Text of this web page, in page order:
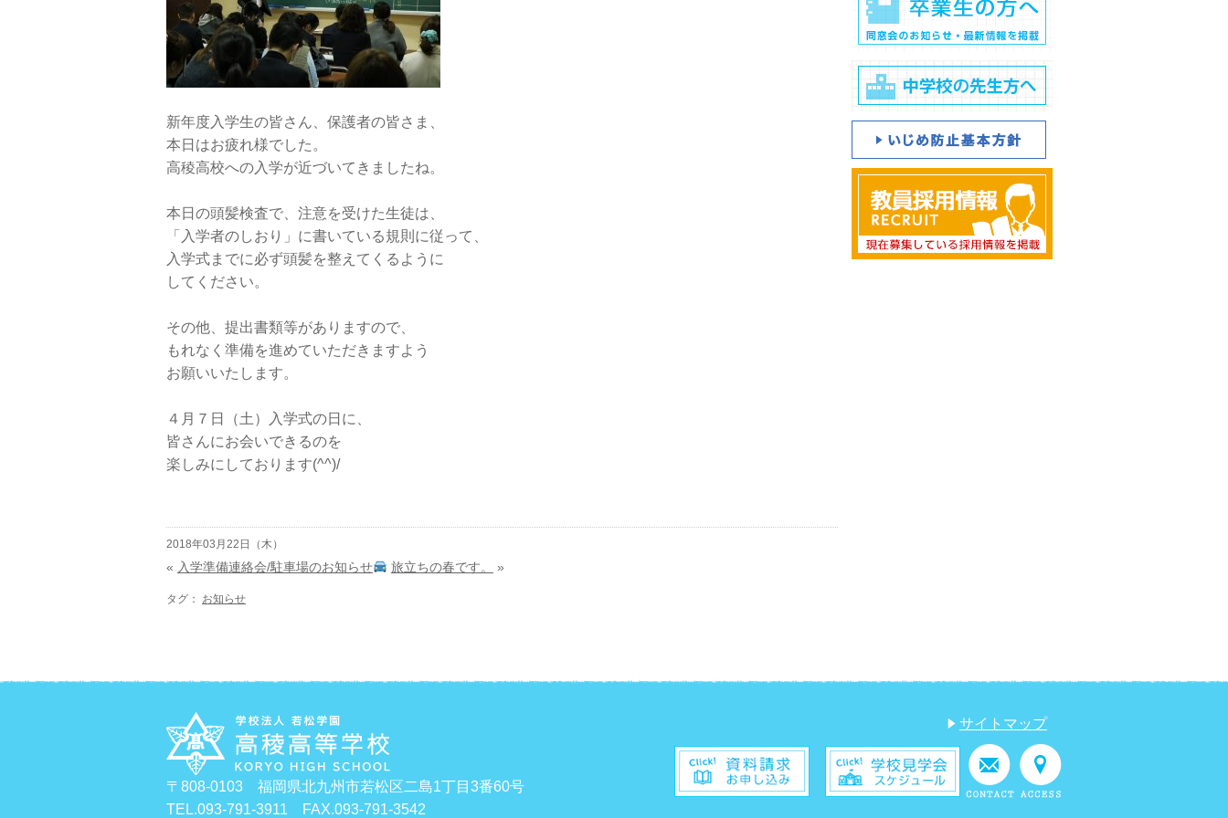
新年度入学生の皆さん、保護者の皆さま、
本日はお疲れ様でした。
高稜高校への入学が近づいてきましたね。
本日の頭髪検査で、注意を受けた生徒は、
「入学者のしおり」に書いている規則に従って、
入学式までに必ず頭髪を整えてくるように
してください。
その他、提出書類等がありますので、
もれなく準備を進めていただきますよう
お願いいたします。
４月７日（土）入学式の日に、
皆さんにお会いできるのを
楽しみにしております(^^)/
2018年03月22日（木）
« 入学準備連絡会/駐車場のお知らせ 旅立ちの春です。 »
タグ： お知らせ
〒808-0103 福岡県北九州市若松区二島1丁目3番60号
TEL.093-791-3911 FAX.093-791-3542
サイトマップ